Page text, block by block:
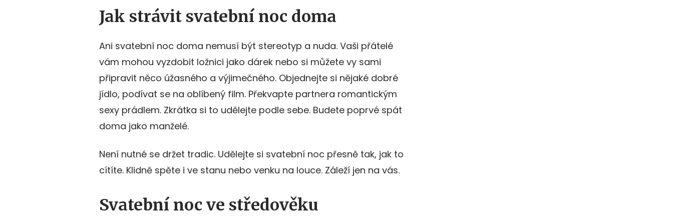
Jak strávit svatební noc doma
Ani svatební noc doma nemusí být stereotyp a nuda. Vaši přátelé
vám mohou vyzdobit ložnici jako dárek nebo si můžete vy sami
připravit něco úžasného a výjimečného. Objednejte si nějaké dobré
jídlo, podívat se na oblíbený film. Překvapte partnera romantickým
sexy prádlem. Zkrátka si to udělejte podle sebe. Budete poprvé spát
doma jako manželé.
Není nutné se držet tradic. Udělejte si svatební noc přesně tak, jak to
cítíte. Klidně spěte i ve stanu nebo venku na louce. Záleží jen na vás.
Svatební noc ve středověku